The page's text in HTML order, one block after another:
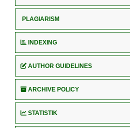
PLAGIARISM
INDEXING
AUTHOR GUIDELINES
ARCHIVE POLICY
STATISTIK